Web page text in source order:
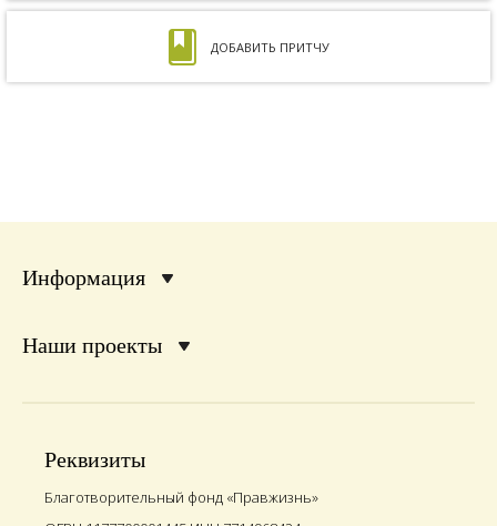
ДОБАВИТЬ ПРИТЧУ
Информация
Наши проекты
Реквизиты
Благотворительный фонд «Правжизнь»